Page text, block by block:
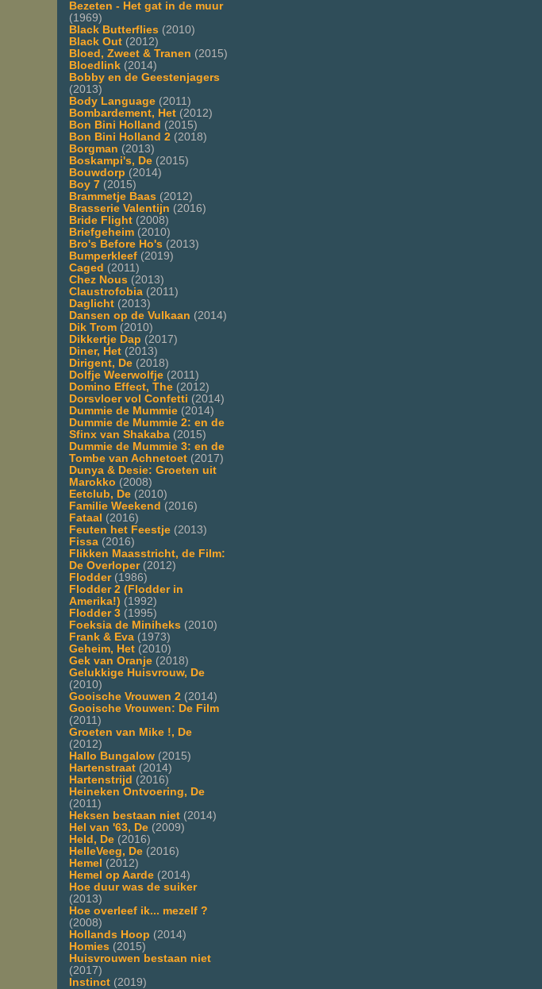
Bezeten - Het gat in de muur
(1969)
Black Butterflies (2010)
Black Out (2012)
Bloed, Zweet & Tranen (2015)
Bloedlink (2014)
Bobby en de Geestenjagers
(2013)
Body Language (2011)
Bombardement, Het (2012)
Bon Bini Holland (2015)
Bon Bini Holland 2 (2018)
Borgman (2013)
Boskampi's, De (2015)
Bouwdorp (2014)
Boy 7 (2015)
Brammetje Baas (2012)
Brasserie Valentijn (2016)
Bride Flight (2008)
Briefgeheim (2010)
Bro's Before Ho's (2013)
Bumperkleef (2019)
Caged (2011)
Chez Nous (2013)
Claustrofobia (2011)
Daglicht (2013)
Dansen op de Vulkaan (2014)
Dik Trom (2010)
Dikkertje Dap (2017)
Diner, Het (2013)
Dirigent, De (2018)
Dolfje Weerwolfje (2011)
Domino Effect, The (2012)
Dorsvloer vol Confetti (2014)
Dummie de Mummie (2014)
Dummie de Mummie 2: en de
Sfinx van Shakaba (2015)
Dummie de Mummie 3: en de
Tombe van Achnetoet (2017)
Dunya & Desie: Groeten uit
Marokko (2008)
Eetclub, De (2010)
Familie Weekend (2016)
Fataal (2016)
Feuten het Feestje (2013)
Fissa (2016)
Flikken Maasstricht, de Film:
De Overloper(2012)
Flodder(1986)
Flodder 2 (Flodder in
Amerika!) (1992)
Flodder 3 (1995)
Foeksia de Miniheks (2010)
Frank & Eva (1973)
Geheim, Het (2010)
Gek van Oranje (2018)
Gelukkige Huisvrouw, De
(2010)
Gooische Vrouwen 2 (2014)
Gooische Vrouwen: De Film
(2011)
Groeten van Mike !, De
(2012)
Hallo Bungalow (2015)
Hartenstraat (2014)
Hartenstrijd (2016)
Heineken Ontvoering, De
(2011)
Heksen bestaan niet (2014)
Hel van '63, De (2009)
Held, De (2016)
HelleVeeg, De (2016)
Hemel (2012)
Hemel op Aarde (2014)
Hoe duur was de suiker
(2013)
Hoe overleef ik... mezelf ?
(2008)
Hollands Hoop (2014)
Homies (2015)
Huisvrouwen bestaan niet
(2017)
Instinct (2019)